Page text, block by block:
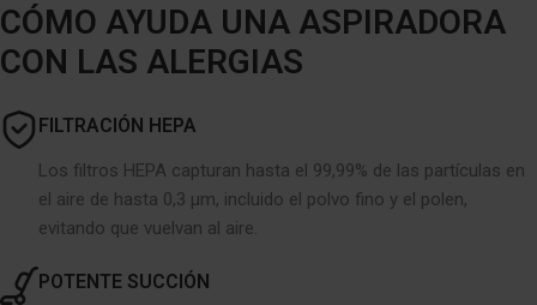
CÓMO AYUDA UNA ASPIRADORA
CON LAS ALERGIAS
FILTRACIÓN HEPA
Los filtros HEPA capturan hasta el 99,99% de las partículas en
el aire de hasta 0,3 µm, incluido el polvo fino y el polen,
evitando que vuelvan al aire.
POTENTE SUCCIÓN